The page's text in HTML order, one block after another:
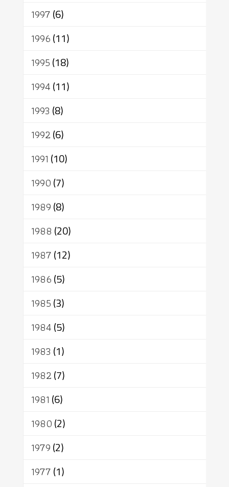
1997(6)
1996(11)
1995(18)
1994(11)
1993 (8)
1992(6)
1991 (10)
1990(7)
1989(8)
1988 (20)
1987(12)
1986(5)
1985(3)
1984(5)
1983 (1)
1982(7)
1981 (6)
1980(2)
1979(2)
1977(1)